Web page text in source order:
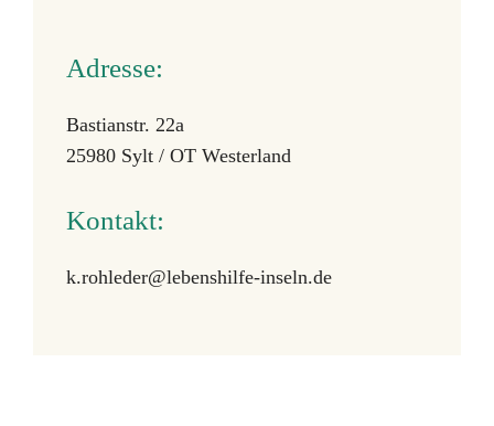
Adresse:
Bastianstr. 22a
25980 Sylt / OT Westerland
Kontakt:
k.rohleder@lebenshilfe-inseln.de